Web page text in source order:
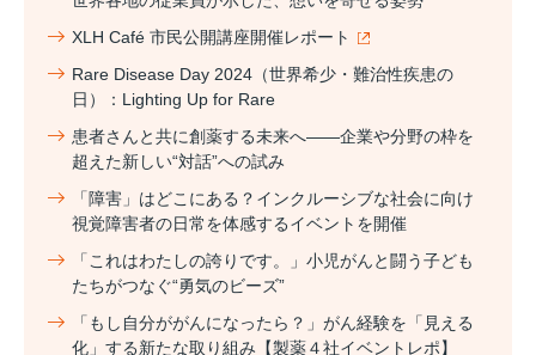
XLH Café 市民公開講座開催レポート
Rare Disease Day 2024（世界希少・難治性疾患の
日）：Lighting Up for Rare
患者さんと共に創薬する未来へ――企業や分野の枠を
超えた新しい“対話”への試み
「障害」はどこにある？インクルーシブな社会に向け
視覚障害者の日常を体感するイベントを開催
「これはわたしの誇りです。」小児がんと闘う子ども
たちがつなぐ“勇気のビーズ”
「もし自分ががんになったら？」がん経験を「見える
化」する新たな取り組み【製薬４社イベントレポ】